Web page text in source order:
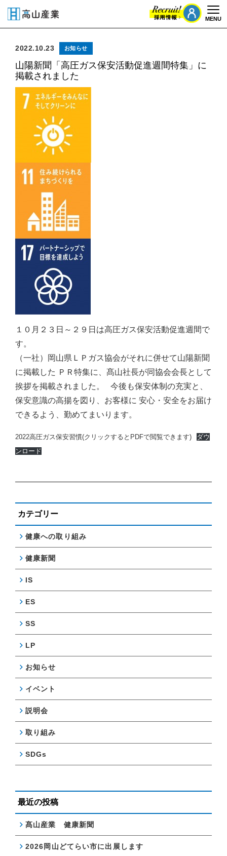
MENU
2022.10.23 お知らせ
山陽新聞「高圧ガス保安活動促進週間特集」に
掲載されました
１０月２３日～２９日は高圧ガス保安活動促進週間で
す。
（一社）岡山県ＬＰガス協会がそれに併せて山陽新聞
に掲載した ＰＲ特集に、髙山社長が同協会会長として
挨拶を掲載されました。 今後も保安体制の充実と、
保安意識の高揚を図り、お客様に 安心・安全をお届け
できるよう、勤めてまいります。
2022高圧ガス保安習慣(クリックするとPDFで閲覧できます)
ダウ
ンロード
カテゴリー
健康への取り組み
健康新聞
IS
ES
SS
LP
お知らせ
イベント
説明会
取り組み
SDGs
最近の投稿
髙山産業 健康新聞
2026岡山どてらい市に出展します